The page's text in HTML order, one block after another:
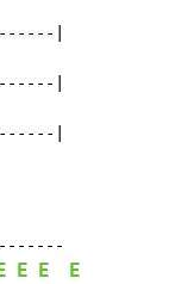
|
|
|
E E E E